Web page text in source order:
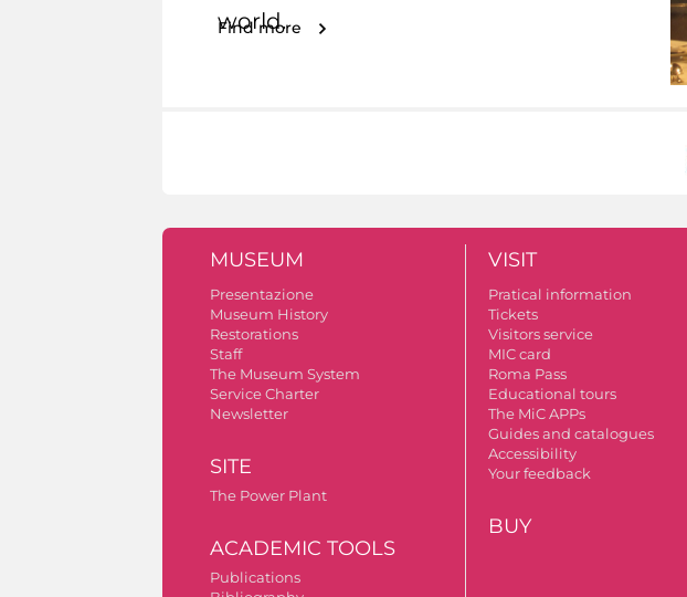
world.
Find more
MUSEUM
Presentazione
Museum History
Restorations
Staff
The Museum System
Service Charter
Newsletter
SITE
The Power Plant
ACADEMIC TOOLS
Publications
VISIT
Pratical information
Tickets
Visitors service
MIC card
Roma Pass
Educational tours
The MiC APPs
Guides and catalogues
Accessibility
Your feedback
BUY